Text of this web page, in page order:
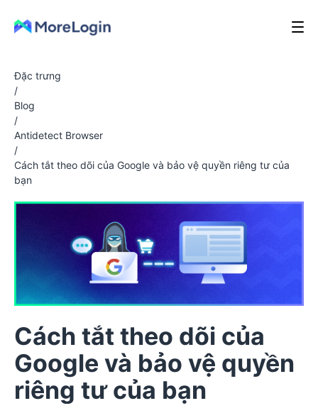
Đặc trưng
/
Blog
/
Antidetect Browser
/
Cách tắt theo dõi của Google và bảo vệ quyền riêng tư của
bạn
Cách tắt theo dõi của
Google và bảo vệ quyền
riêng tư của bạn